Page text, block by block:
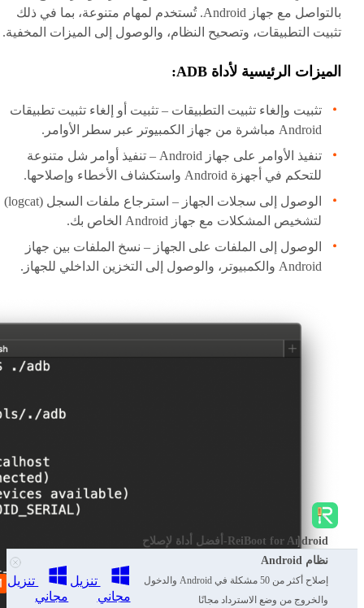
بالتواصل مع جهاز Android. تُستخدم لمهام متنوعة، بما في ذلك
تثبيت التطبيقات، وتصحيح النظام، والوصول إلى الميزات المخفية.
الميزات الرئيسية لأداة ADB:
تثبيت وإلغاء تثبيت التطبيقات – تثبيت أو إلغاء تثبيت تطبيقات
Android مباشرة من جهاز الكمبيوتر عبر سطر الأوامر.
تنفيذ الأوامر على جهاز Android – تنفيذ أوامر شل متنوعة
للتحكم في أجهزة Android واستكشاف الأخطاء وإصلاحها.
الوصول إلى سجلات الجهاز – استرجاع ملفات السجل (logcat)
لتشخيص المشكلات مع جهاز Android الخاص بك.
الوصول إلى الملفات على الجهاز – نسخ الملفات بين جهاز
Android والكمبيوتر، والوصول إلى التخزين الداخلي للجهاز.
ReiBoot for Android-أفضل أداة لإصلاح
نظام Android
إصلاح أكثر من 50 مشكلة في Android والدخول
والخروج من وضع الاسترداد مجانًا
تنزيل
مجاني
تنزيل
مجاني